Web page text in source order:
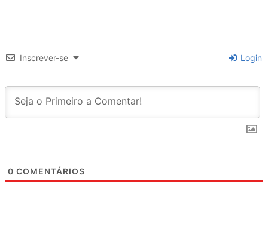
Inscrever-se Login
0 COMENTÁRIOS